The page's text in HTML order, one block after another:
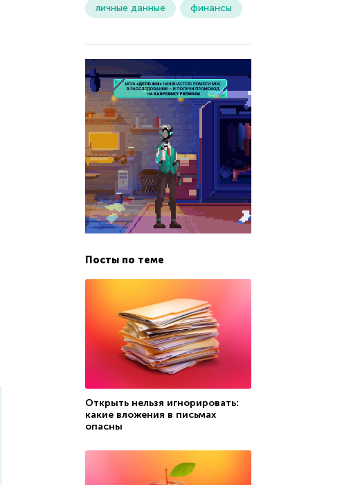
личные данные
финансы
Посты по теме
Открыть нельзя игнорировать:
какие вложения в письмах
опасны